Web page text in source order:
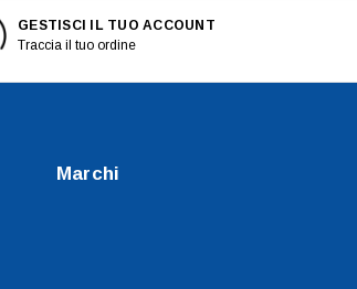
GESTISCI IL TUO ACCOUNT
Traccia il tuo ordine
Marchi